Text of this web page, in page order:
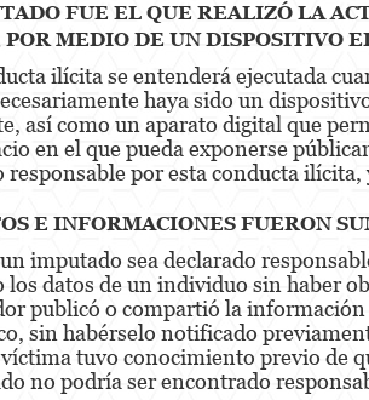
FUE EL QUE REALIZÓ LA
POR MEDIO DE UN DISPOSITIVO
ilícita se entenderá ejecutada
haya sido un
así como un aparato digital que
en el que pueda exponerse
responsable por esta conducta
E INFORMACIONES FUERON
imputado sea declarado
datos de un individuo sin haber
publicó o compartió la
sin habérselo notificado
tuvo conocimiento previo de
no podría ser encontrado